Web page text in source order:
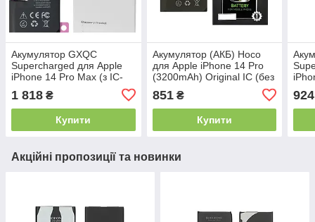
​​​​​​Акумулятор GXQC
Supercharged для Apple
iPhone 14 Pro Max (з IC-
помилки, посилений, 4790
mAh) (Original New,
1 818 ₴
Купити
Акумулятор (АКБ) Hoco
для Apple iPhone 14 Pro
(3200mAh) Original IC (без
851₴
Купити
924
Акційні пропозиції та новинки